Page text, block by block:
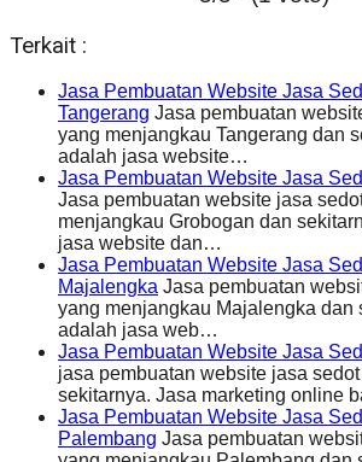
Terkait :
Jasa Pembuatan Website Jasa
Tangerang Jasa pembuatan
yang menjangkau Tangerang dan
adalah jasa website…
Jasa Pembuatan Website Jasa
Jasa pembuatan website jasa
menjangkau Grobogan dan
jasa website dan…
Jasa Pembuatan Website Jasa
Majalengka Jasa pembuatan
yang menjangkau Majalengka dan
adalah jasa web…
Jasa Pembuatan Website Jasa
jasa pembuatan website jasa
sekitarnya. Jasa marketing online
Jasa Pembuatan Website Jasa
Palembang Jasa pembuatan